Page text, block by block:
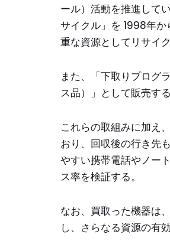
ール）活動を推進して
サイクル」を 1998年
重な資源としてリサイ
また、「下取りプロ
ス品）」として販売す
これらの取組みに加え
おり、回収後の行き先
やすい携帯電話やノー
ス率を検証する。
なお、買取った機器は
し、さらなる資源の有